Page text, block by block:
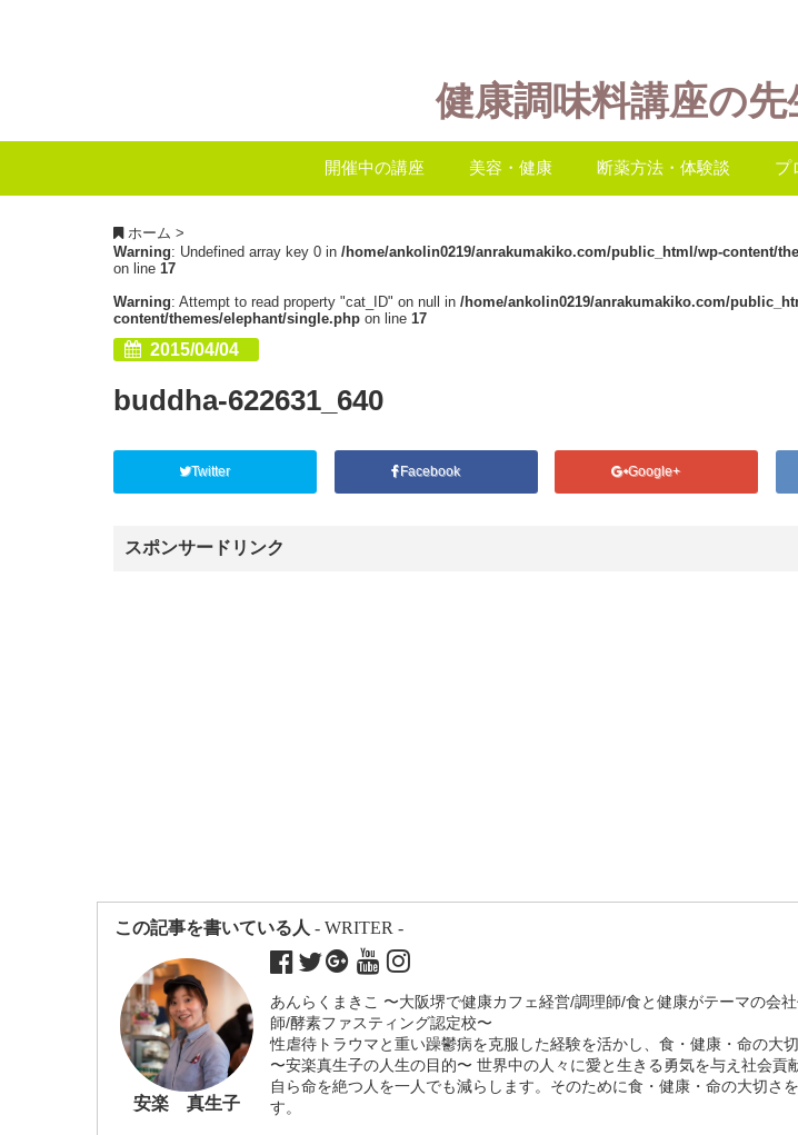
健康調味料講座の
開催中の講座 美容・健康 断薬方法・体験談 プ
ホーム >
Warning: Undefined array key 0 in /home/ankolin0219/anrakumakiko.com/public_html/wp-content/
on line 17
Warning: Attempt to read property "cat_ID" on null in /home/ankolin0219/anrakumakiko.com/
content/themes/elephant/single.php on line 17
2015/04/04
buddha-622631_640
Twitter Facebook Google+
スポンサードリンク
この記事を書いている人 - WRITER -
あんらくまきこ 〜大阪堺で健康カフェ経営/調理師/食と健康がテーマの会
師/酵素ファスティング認定校〜
性虐待トラウマと重い躁鬱病を克服した経験を活かし、食・健康・命の大
〜安楽真生子の人生の目的〜 世界中の人々に愛と生きる勇気を与え社会貢
自ら命を絶つ人を一人でも減らします。そのために食・健康・命の大切さ
す。
安楽 真生子